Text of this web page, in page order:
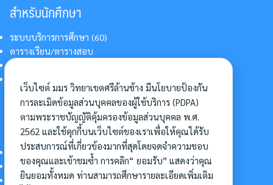
สำหรับนักศึกษา
ระบบบริการการศึกษา (60)
ตารางเรียน/ตารางสอบ
การแต่งกายนักศึกษา
อื่นๆ
การเข้าศึกษาต่อ
ดาวน์โหลดแบบฟอร์ม
การบริหารจัดการโครงการ
เว็บไซต์ มมร วิทยาเขตศรีล้านช้าง มีนโยบายป้องกัน
การละเมิดข้อมูลส่วนบุคคลของผู้ใช้บริการ (PDPA)
ตามพระราชบัญญัติคุ้มครองข้อมูลส่วนบุคคล พ.ศ.
2562 และใช้คุกกี้บนเว็บไซต์ของเราเพื่อให้คุณได้รับ
ประสบการณ์ที่เกี่ยวข้องมากที่สุดโดยจดจำความชอบ
ของคุณและเข้าชมซ้ำ การคลิก“ ยอมรับ” แสดงว่าคุณ
ยินยอมทั้งหมด ท่านสามารถศึกษารายละเอียดเพิ่มเติม